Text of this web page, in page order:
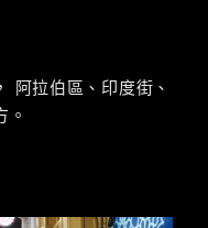
阿拉伯區、印度街、
。